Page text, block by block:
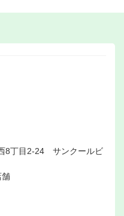
8丁目2-24 サンクールビ
舗